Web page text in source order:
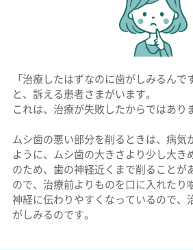
「治療したはずなのに歯がしみるんで
と、訴える患者さまがいます。
これは、治療が失敗したからではあり
ムシ歯の悪い部分を削るときは、病気
ように、ムシ歯の大きさより少し大き
のため、歯の神経近くまで削ることが
ので、治療前よりものを口に入れたり
神経に伝わりやすくなっているので、
がしみるのです。